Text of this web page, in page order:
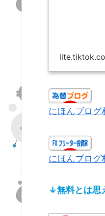
にほんブログ
にほんブログ
↓無料とは思